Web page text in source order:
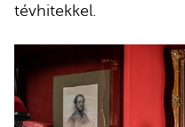
tévhitekkel.